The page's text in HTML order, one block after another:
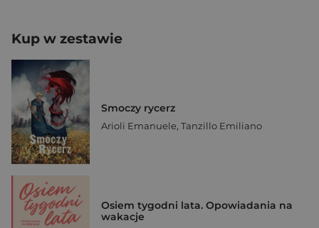
Kup w zestawie
Smoczy rycerz
Arioli Emanuele, Tanzillo Emiliano
Osiem tygodni lata. Opowiadania na
wakacje